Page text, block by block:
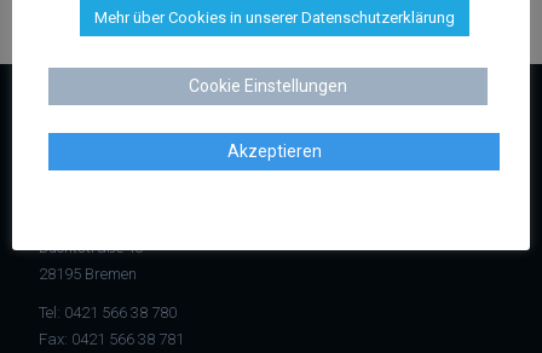
Buchtstraße 13
28195 Bremen
Tel: 0421 566 38 780
Fax: 0421 566 38 781
Mehr über Cookies in unserer Datenschutzerklärung
Cookie Einstellungen
Akzeptieren